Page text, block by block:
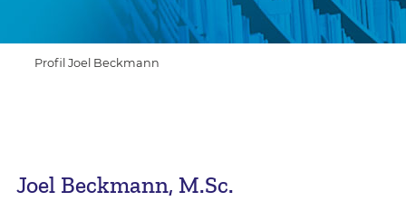
Profil Joel Beckmann
Joel Beckmann, M.Sc.